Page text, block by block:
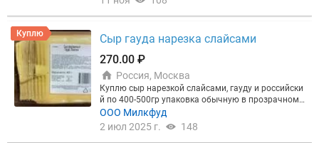
Куплю
Сыр гауда нарезка слайсами
270.00 ₽
Россия, Москва
Куплю сыр нарезкой слайсами, гауду и российски
й по 400-500гр упаковка обычную в прозрачном
ООО Милкфуд
2 июл 2025 г.
148